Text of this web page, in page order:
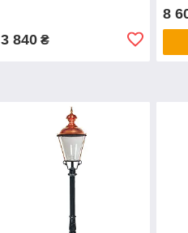
3 840₴
8